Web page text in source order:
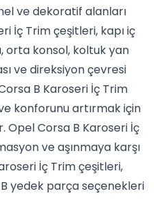
ve dekoratif alanları
İç Trim çeşitleri, kapı iç
orta konsol, koltuk yan
ve direksiyon çevresi
B Karoseri İç Trim
konforunu artırmak için
Opel Corsa B Karoseri İç
ve aşınmaya karşı
İç Trim çeşitleri,
yedek parça seçenekleri